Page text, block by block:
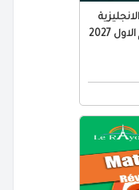
للصف السادس الابتدائي الترم الاول 2027